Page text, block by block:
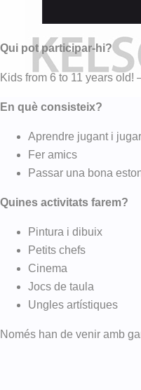
Qui pot participar-hi?
Kids from 6 to 11 years old!
En què consisteix?
Aprendre jugant i
Fer amics
Passar una bona
Quines activitats farem?
Pintura i dibuix
Petits chefs
Cinema
Jocs de taula
Ungles artístiques
Només han de venir amb